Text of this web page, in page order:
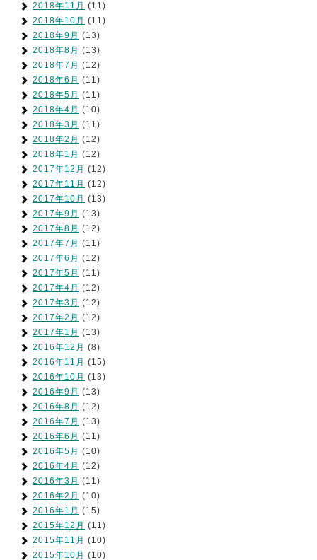
2018年11月 (11)
2018年10月 (11)
2018年9月 (13)
2018年8月 (13)
2018年7月 (12)
2018年6月 (11)
2018年5月 (11)
2018年4月 (10)
2018年3月 (11)
2018年2月 (12)
2018年1月 (12)
2017年12月 (12)
2017年11月 (12)
2017年10月 (13)
2017年9月 (13)
2017年8月 (12)
2017年7月 (11)
2017年6月 (12)
2017年5月 (11)
2017年4月 (12)
2017年3月 (12)
2017年2月 (12)
2017年1月 (13)
2016年12月 (8)
2016年11月 (15)
2016年10月 (13)
2016年9月 (13)
2016年8月 (12)
2016年7月 (13)
2016年6月 (11)
2016年5月 (10)
2016年4月 (12)
2016年3月 (11)
2016年2月 (10)
2016年1月 (15)
2015年12月 (11)
2015年11月 (10)
2015年10月 (10)